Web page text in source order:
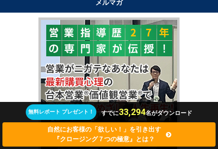
メルマガ
無料レポート プレゼント！ すでに33,294名がダウンロード
自然にお客様の「欲しい！」を引き出す
『クロージング７つの極意』とは？